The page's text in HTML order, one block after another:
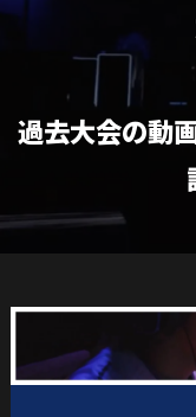
過去大会の動